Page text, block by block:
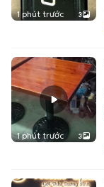
1 phút trước 3
1 phút trước 3